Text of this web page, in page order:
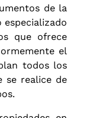
de la
especializado
que ofrece
el
todos los
se realice de